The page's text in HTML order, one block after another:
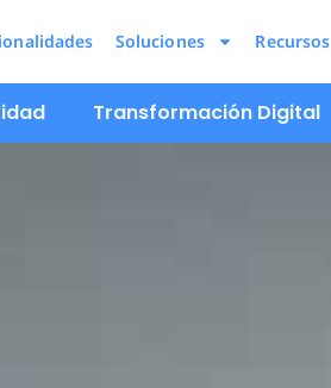
Soluciones Recursos
Transformación Digital